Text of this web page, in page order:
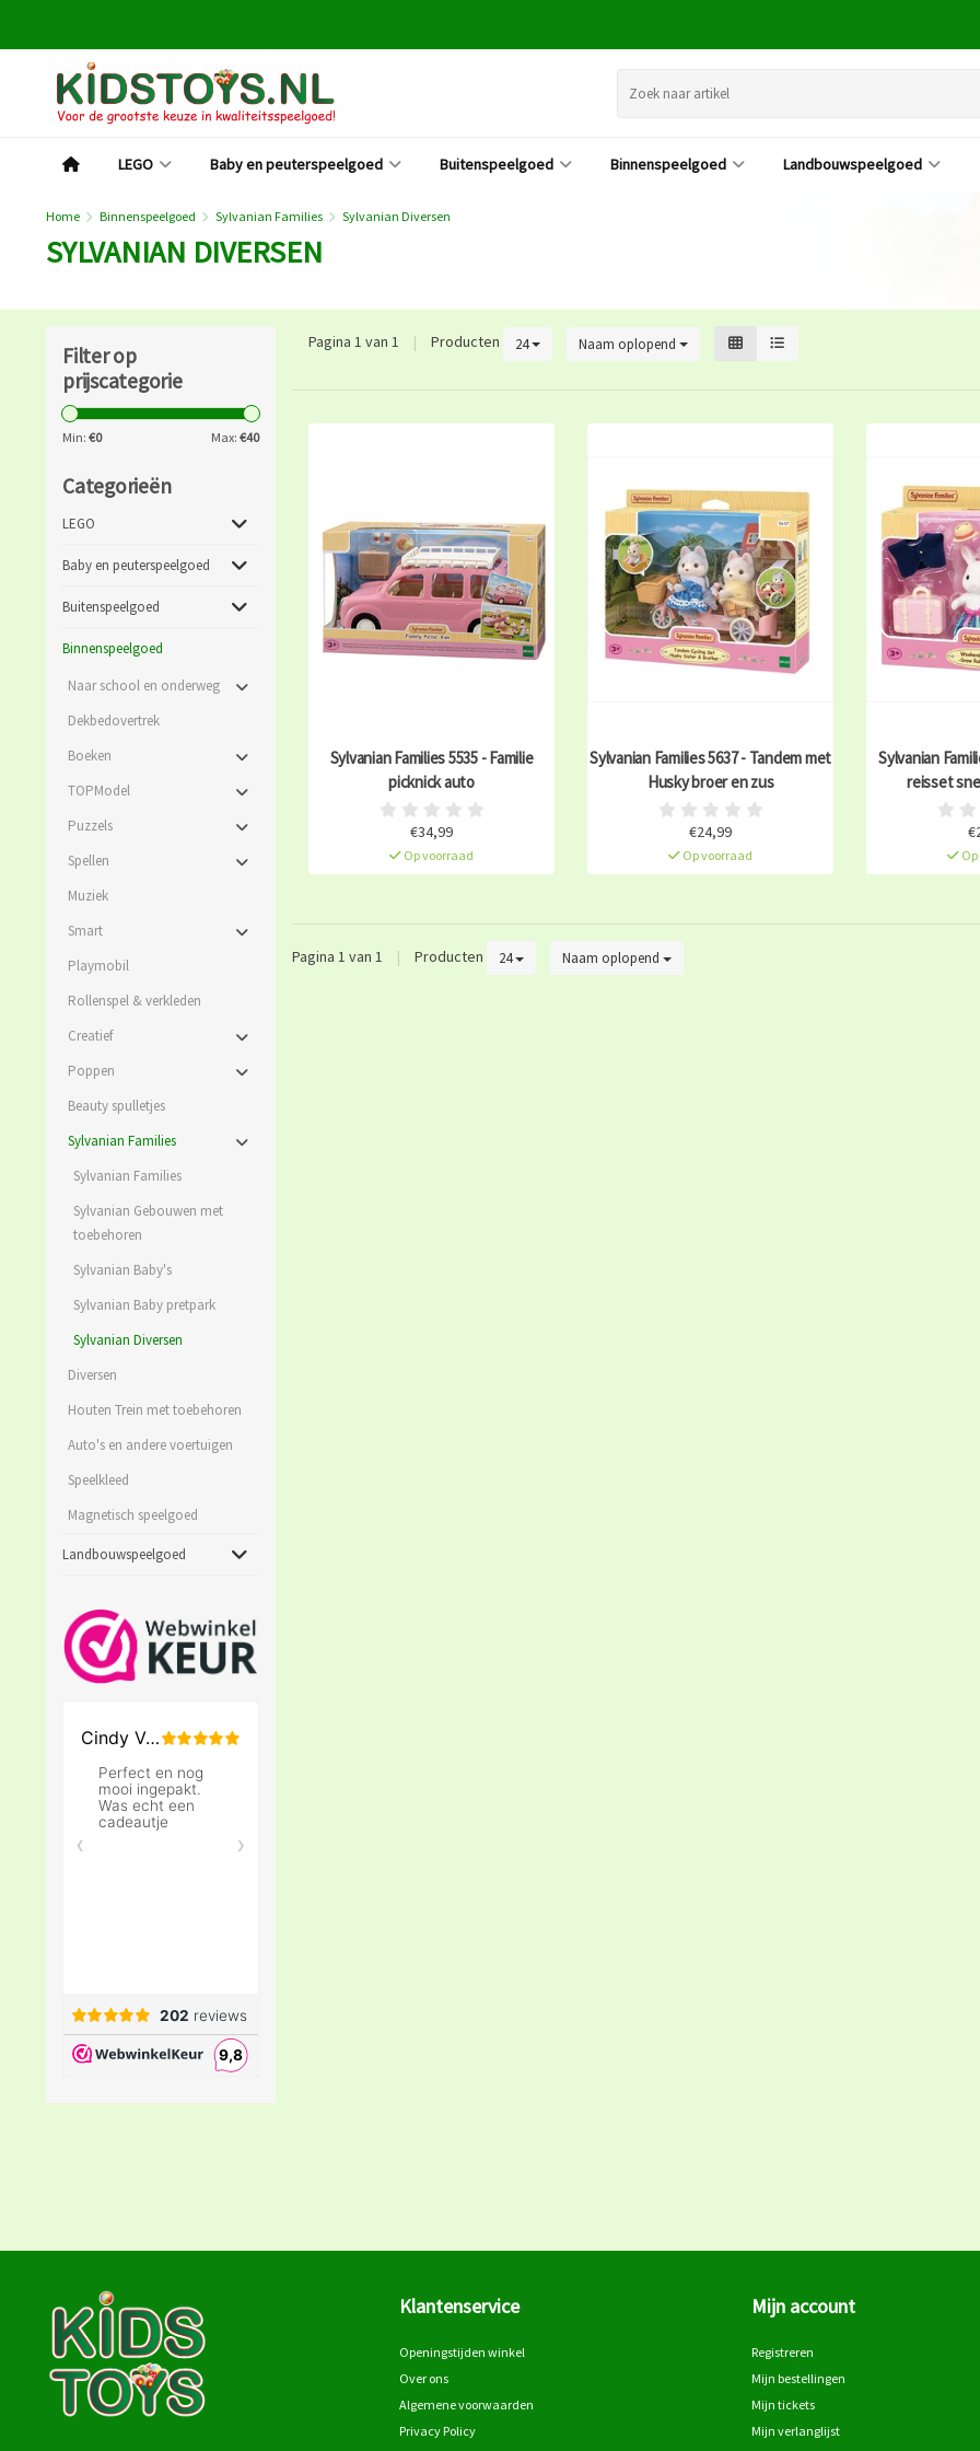
LEGO Baby en peuterspeelgoed Buitenspeelgoed Binnenspeelgoed Landbouwspeelgoed
Home Binnenspeelgoed Sylvanian Families Sylvanian Diversen
SYLVANIAN DIVERSEN
Filter op
prijscategorie
Min: €0 Max: €40
Categorieën
LEGO
Baby en peuterspeelgoed
Buitenspeelgoed
Binnenspeelgoed
Naar school en onderweg
Dekbedovertrek
Boeken
TOPModel
Puzzels
Spellen
Muziek
Smart
Playmobil
Rollenspel & verkleden
Creatief
Poppen
Beauty spulletjes
Sylvanian Families
Sylvanian Families
Sylvanian Gebouwen met
toebehoren
Sylvanian Baby's
Sylvanian Baby pretpark
Sylvanian Diversen
Diversen
Houten Trein met toebehoren
Auto's en andere voertuigen
Speelkleed
Magnetisch speelgoed
Landbouwspeelgoed
Pagina 1 van 1 | Producten 24 Naam oplopend
Sylvanian Families 5535 - Familie
picknick auto
€34,99
Op voorraad
Sylvanian Families 5637 - Tandem met
Husky broer en zus
€24,99
Op voorraad
Sylvanian
reisset
Pagina 1 van 1 | Producten 24 Naam oplopend
Klantenservice
Openingstijden winkel
Over ons
Algemene voorwaarden
Privacy Policy
Mijn account
Registreren
Mijn bestellingen
Mijn tickets
Mijn verlanglijst